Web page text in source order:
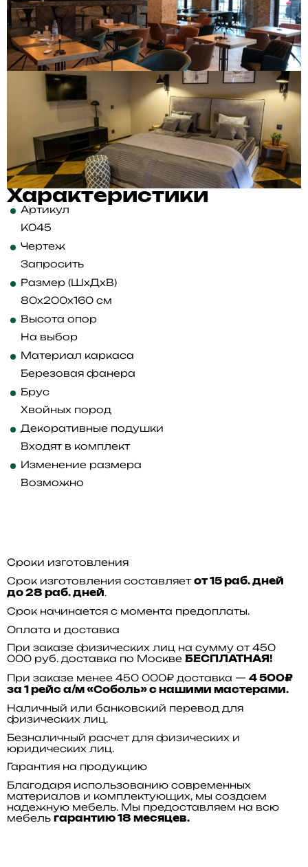
Характеристики
Артикул
K045
Чертеж
Запросить
Размер (ШхДхВ)
80x200x160 см
Высота опор
На выбор
Материал каркаса
Березовая фанера
Брус
Хвойных пород
Декоративные подушки
Входят в комплект
Изменение размера
Возможно
Сроки изготовления
Срок изготовления составляет от 15 раб. дней
до 28 раб. дней.
Срок начинается с момента предоплаты.
Оплата и доставка
При заказе физических лиц на сумму от 450
000 руб. доставка по Москве БЕСПЛАТНАЯ!
При заказе менее 450 000₽ доставка — 4 500₽
за 1 рейс а/м «Соболь» с нашими мастерами.
Наличный или банковский перевод для
физических лиц.
Безналичный расчет для физических и
юридических лиц.
Гарантия на продукцию
Благодаря использованию современных
материалов и комплектующих, мы создаем
надежную мебель. Мы предоставляем на всю
мебель гарантию 18 месяцев.